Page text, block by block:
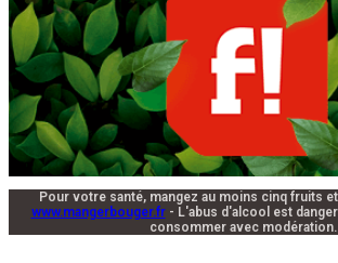
Pour votre santé, mangez au moins cinq fruits
www.mangerbouger.fr- L'abus d'alcool est
consommer avec modération.